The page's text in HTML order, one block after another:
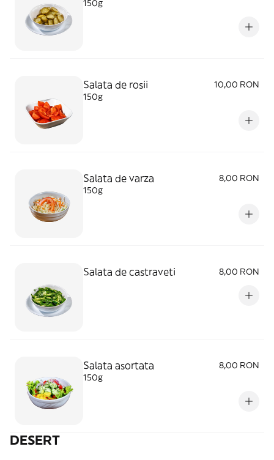
150g
Salata de rosii
10,00 RON
150g
Salata de varza
8,00 RON
150g
Salata de castraveti 8,00 RON
Salata asortata
8,00 RON
150g
DESERT